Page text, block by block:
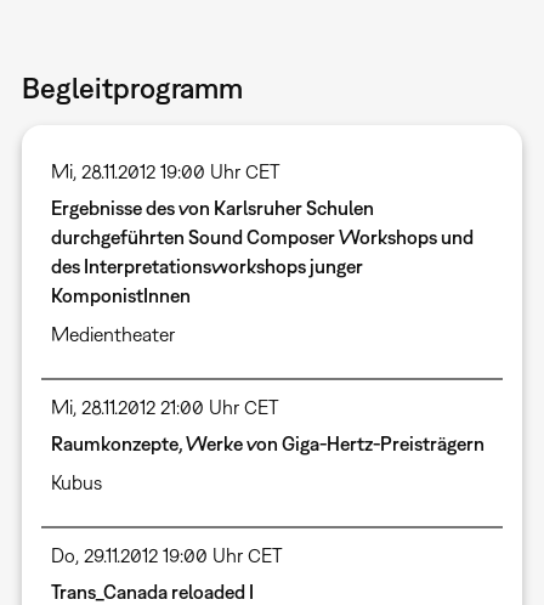
Begleitprogramm
Mi, 28.11.2012 19:00 Uhr CET
Ergebnisse des von Karlsruher Schulen
durchgeführten Sound Composer Workshops und
des Interpretationsworkshops junger
KomponistInnen
Medientheater
Mi, 28.11.2012 21:00 Uhr CET
Raumkonzepte, Werke von Giga-Hertz-Preisträgern
Kubus
Do, 29.11.2012 19:00 Uhr CET
Trans_Canada reloaded I